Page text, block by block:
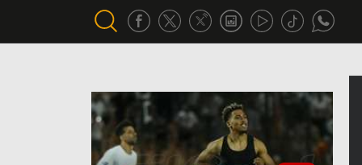
أقسام خاصة
Gamers
ميركاتو